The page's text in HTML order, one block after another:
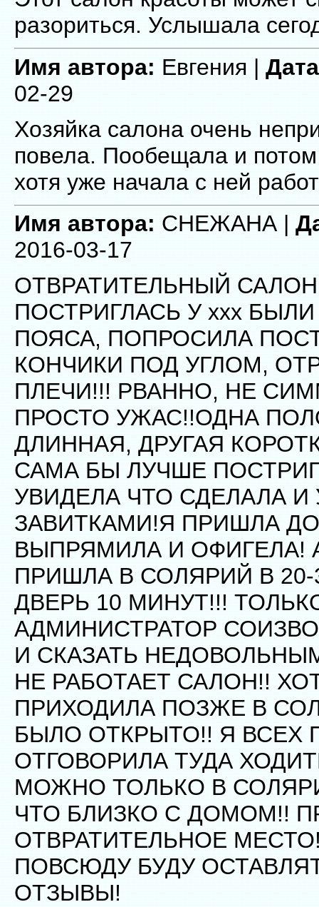
разориться. Услышала
Имя автора:Евгения |
02-29
Хозяйка салона очень
повела. Пообещала и потом
хотя уже начала с ней
Имя автора:СНЕЖАНА |
2016-03-17
ОТВРАТИТЕЛЬНЫЙ
ПОСТРИГЛАСЬ У ххх
ПОЯСА, ПОПРОСИЛА
КОНЧИКИ ПОД УГЛОМ,
ПЛЕЧИ!!! РВАННО, НЕ
ПРОСТО УЖАС!!ОДНА
ДЛИННАЯ, ДРУГАЯ
САМА БЫ ЛУЧШЕ
УВИДЕЛА ЧТО СДЕЛАЛА
ЗАВИТКАМИ!Я ПРИШЛА
ВЫПРЯМИЛА И ОФИГЕЛА!
ПРИШЛА В СОЛЯРИЙ В 20-
ДВЕРЬ 10 МИНУТ!!!
АДМИНИСТРАТОР
И СКАЗАТЬ
НЕ РАБОТАЕТ САЛОН!!
ПРИХОДИЛА ПОЗЖЕ В
БЫЛО ОТКРЫТО!! Я ВСЕХ
ОТГОВОРИЛА ТУДА
МОЖНО ТОЛЬКО В
ЧТО БЛИЗКО С ДОМОМ!!
ОТВРАТИТЕЛЬНОЕ
ПОВСЮДУ БУДУ
ОТЗЫВЫ!